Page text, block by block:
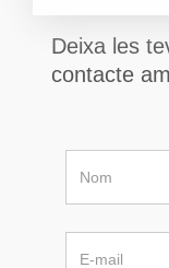
Deixa les
contacte